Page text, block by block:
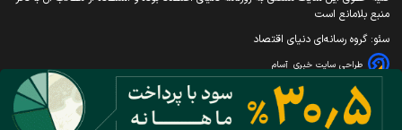
منبع بلامانع است
سئو: گروه رسانه‌ای دنیای اقتصاد
طراحی سایت خبری آسام